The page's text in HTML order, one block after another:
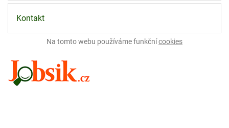
Kontakt
Na tomto webu používáme funkčnícookies